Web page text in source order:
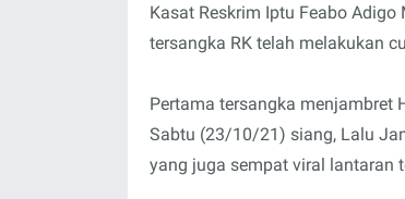
Kasat Reskrim Iptu Feabo
tersangka RK telah melakukan
Pertama tersangka menjambret
Sabtu (23/10/21) siang, Lalu
yang juga sempat viral lantaran